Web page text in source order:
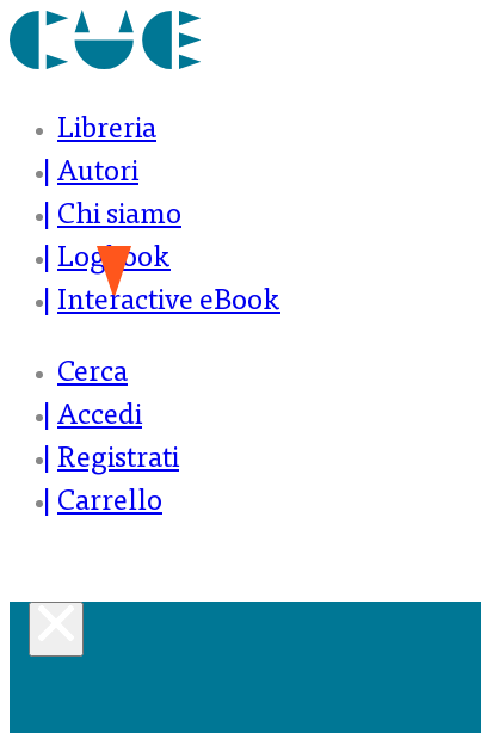
Libreria
Autori
Chi siamo
Logbook
Interactive eBook
Cerca
Accedi
Registrati
Carrello